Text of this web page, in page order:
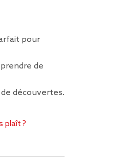
pour
de
découvertes.
plaît ?